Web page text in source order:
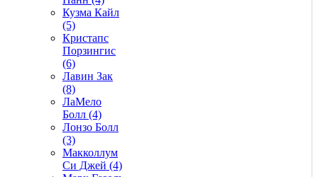
Кузма Кайл
(5)
Кристапс
Порзингис
(6)
Лавин Зак
(8)
ЛаМело
Болл (4)
Лонзо Болл
(3)
Макколлум
Си Джей (4)